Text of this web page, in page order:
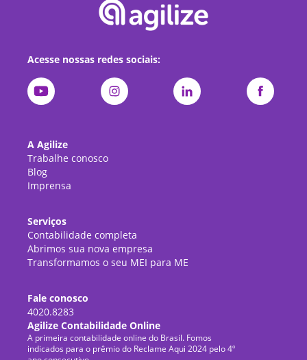
Acesse nossas redes sociais:
A Agilize
Trabalhe conosco
Blog
Imprensa
Serviços
Contabilidade completa
Abrimos sua nova empresa
Transformamos o seu MEI para ME
Fale conosco
4020.8283
Agilize Contabilidade Online
A primeira contabilidade online do Brasil. Fomos
indicados para o prêmio do Reclame Aqui 2024 pelo 4º